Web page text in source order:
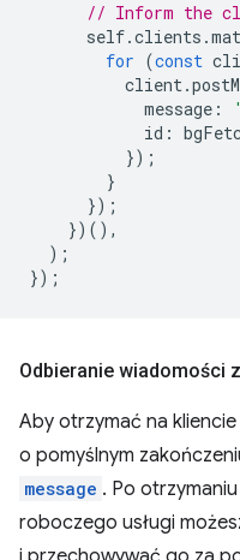
// Inform the
self.clients .
for (const
client.
message :
id :
});
}
});
})(),
);
});
Odbieranie wiadomości
Aby otrzymać na
o pomyślnym
message . Po
roboczego usługi